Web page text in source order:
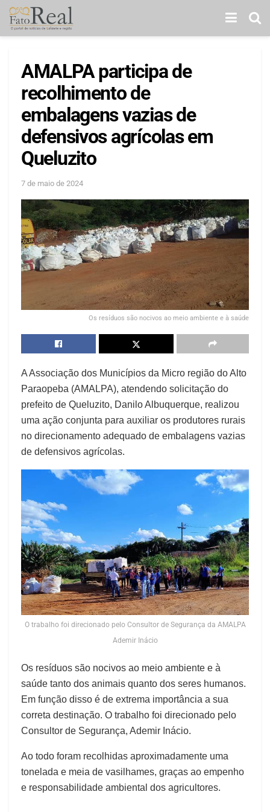
AMALPA participa de
recolhimento de
embalagens vazias de
defensivos agrícolas em
Queluzito
7 de maio de 2024
Os resíduos são nocivos ao meio ambiente e à saúde
A Associação dos Municípios da Micro região do Alto
Paraopeba (AMALPA), atendendo solicitação do
prefeito de Queluzito, Danilo Albuquerque, realizou
uma ação conjunta para auxiliar os produtores rurais
no direcionamento adequado de embalagens vazias
de defensivos agrícolas.
O trabalho foi direcionado pelo Consultor de Segurança da AMALPA
Ademir Inácio
Os resíduos são nocivos ao meio ambiente e à
saúde tanto dos animais quanto dos seres humanos.
Em função disso é de extrema importância a sua
correta destinação. O trabalho foi direcionado pelo
Consultor de Segurança, Ademir Inácio.
Ao todo foram recolhidas aproximadamente uma
tonelada e meia de vasilhames, graças ao empenho
e responsabilidade ambiental dos agricultores.